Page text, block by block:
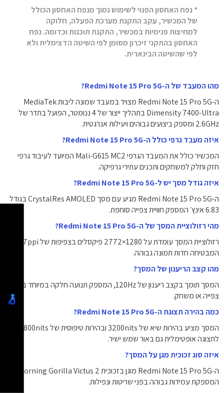
* נפח האחסון הפנוי לשימוש נמוך מנפח האחסון הכולל
של המכשיר, עקב התקנת מערכת הפעלה, חלוקה
למחיצות פנימיות במכשיר, התקנת תוכנות וכדומה. נפח
האחסון בהתקני זיכרון מסומן לפי השיטה הדצימלית ולא
לפי שהשיטה הבינארית.
מהו המעבד של ה-Redmi Note 15 Pro 5G?
ה-Redmi Note 15 Pro 5G מצויד במעבד שמונה ליבות MediaTek
Dimensity 7400-Ultra בתהליך ייצור של 4 ננומטר, הפועל בתדר של
2.6GHz ומספק ביצועים גבוהים ויעילות אנרגטית.
איזה מעבד גרפי כולל ה-Redmi Note 15 Pro 5G?
המכשיר כולל את המעבד הגרפי Mali-G615 MC2 המיועד לעיבוד גרפי
חזק וחלק למשחקים ותכנים עתירי גרפיקה.
איזה גודל מסך יש ל-Redmi Note 15 Pro 5G?
ה-Redmi Note 15 Pro 5G מגיע עם מסך CrystalRes AMOLED בגודל
‎6.83‎ אינץ׳ המספק חוויית צפייה סוחפת.
מהי רזולוציית המסך של ה-Redmi Note 15 Pro 5G?
המבטיחה חדות תמונה גבוהה.
מהו קצב הריענון של המסך?
המסך תומך בקצב ריענון של ‎120Hz‎, המספק תנועה חלקה במיוחד בעת
צפייה או משחק.
כמה בהירה תצוגת ה-Redmi Note 15 Pro 5G?
לתצוגה אופטימלית גם באור שמש ישיר.
איזה סוג זכוכית מגן על המסך?
ה-Redmi Note 15 Pro 5G מוגן בזכוכית Corning Gorilla Victus 2
המספקת עמידות גבוהה בפני שריטות ונפילות.